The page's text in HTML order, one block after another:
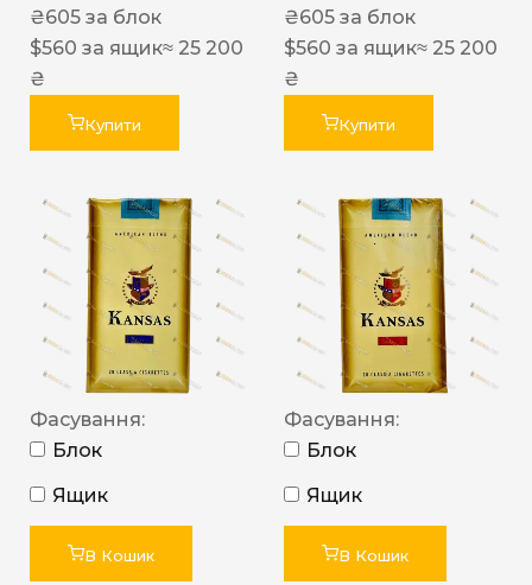
₴605 за блок
$560 за ящик≈ 25 200
₴
Купити
₴605 за блок
$560 за ящик≈ 25 200
₴
Купити
Фасування:
Блок
Ящик
В Кошик
Фасування:
Блок
Ящик
В Кошик